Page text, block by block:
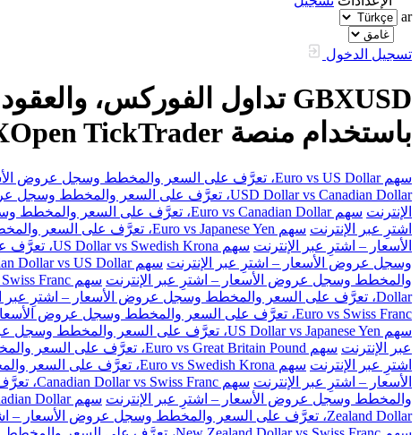
ar
تسجيل الدخول
باستخدام منصة FXOpen TickTrader
سهم Euro vs US Dollar، تعرَّف على السعر والمخطط وسجل عروض الأسعار – اشترِ عبر الإنترنت
USD Dollar vs Canadian Dollar، تعرَّف على السعر والمخطط وسجل عروض الأسعار – اشترِ عبر الإنترنت
الإنترنت سهم Euro vs Canadian Dollar، تعرَّف على السعر والمخطط وسجل عروض الأسعار – اشترِ عبر الإنترنت
اشترِ عبر الإنترنت سهم Euro vs Japanese Yen، تعرَّف على السعر والمخطط وسجل عروض الأسعار – اشترِ عبر الإنترنت
الأسعار – اشترِ عبر الإنترنت سهم US Dollar vs Swedish Krona، تعرَّف على السعر والمخطط وسجل عروض الأسعار – اشترِ عبر الإنترنت
وسجل عروض الأسعار – اشترِ عبر الإنترنت سهم Australian Dollar vs US Dollar، تعرَّف على السعر والمخطط وسجل عروض الأسعار – اشترِ عبر الإنترنت
والمخطط وسجل عروض الأسعار – اشترِ عبر الإنترنت سهم Great Britain Pound vs Swiss Franc، تعرَّف على السعر والمخطط وسجل عروض الأسعار – اشترِ عبر الإنترنت
Dollar، تعرَّف على السعر والمخطط وسجل عروض الأسعار – اشترِ عبر الإنترنت
Euro vs Swiss Franc، تعرَّف على السعر والمخطط وسجل عروض الأسعار – اشترِ عبر الإنترنت
سهم US Dollar vs Japanese Yen، تعرَّف على السعر والمخطط وسجل عروض الأسعار – اشترِ عبر الإنترنت
عبر الإنترنت سهم Euro vs Great Britain Pound، تعرَّف على السعر والمخطط وسجل عروض الأسعار – اشترِ عبر الإنترنت
اشترِ عبر الإنترنت سهم Euro vs Swedish Krona، تعرَّف على السعر والمخطط وسجل عروض الأسعار – اشترِ عبر الإنترنت
الأسعار – اشترِ عبر الإنترنت سهم Canadian Dollar vs Swiss Franc، تعرَّف على السعر والمخطط وسجل عروض الأسعار – اشترِ عبر الإنترنت
والمخطط وسجل عروض الأسعار – اشترِ عبر الإنترنت سهم Great Britain Pound vs Canadian Dollar، تعرَّف على السعر والمخطط وسجل عروض الأسعار – اشترِ عبر الإنترنت
Zealand Dollar، تعرَّف على السعر والمخطط وسجل عروض الأسعار – اشترِ عبر الإنترنت